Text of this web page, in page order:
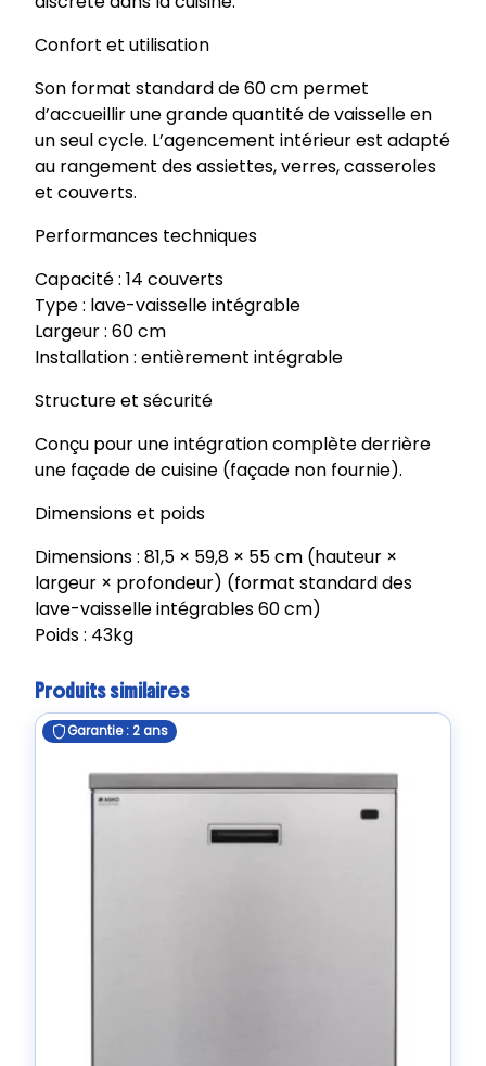
Confort et utilisation
Son format standard de 60 cm permet
d’accueillir une grande quantité de vaisselle en
un seul cycle. L’agencement intérieur est adapté
au rangement des assiettes, verres, casseroles
et couverts.
Performances techniques
Capacité : 14 couverts
Type : lave-vaisselle intégrable
Largeur : 60 cm
Installation : entièrement intégrable
Structure et sécurité
Conçu pour une intégration complète derrière
une façade de cuisine (façade non fournie).
Dimensions et poids
Dimensions : 81,5 × 59,8 × 55 cm (hauteur ×
largeur × profondeur) (format standard des
lave-vaisselle intégrables 60 cm)
Poids : 43kg
Produits similaires
Garantie : 2 ans